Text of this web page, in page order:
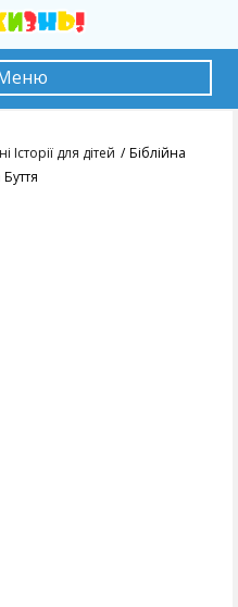
Історії для дітей
Біблійна